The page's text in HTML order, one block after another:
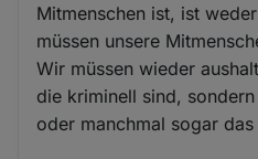
Mitmenschen ist, ist
müssen unsere
Wir müssen wieder
die kriminell sind,
oder manchmal sogar das